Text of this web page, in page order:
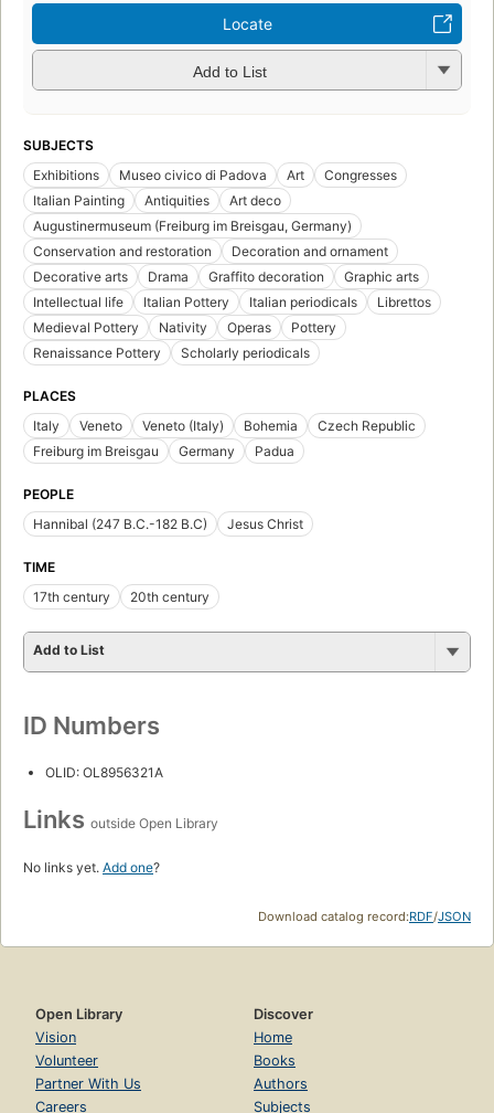
Locate
Add to List
SUBJECTS
Exhibitions
Museo civico di Padova Art
Congresses
Italian Painting
Antiquities
Art deco
Augustinermuseum (Freiburg im Breisgau, Germany)
Conservation and restoration
Decoration and ornament
Decorative arts
Drama Graffito decoration
Graphic arts
Intellectual life
Italian Pottery Italian periodicals
Librettos
Medieval Pottery
Nativity Operas
Pottery
Renaissance Pottery
Scholarly periodicals
PLACES
Italy
Veneto Veneto (Italy) Bohemia
Czech Republic
Freiburg im Breisgau
Germany Padua
PEOPLE
Hannibal (247 B.C.-182 B.C)
Jesus Christ
TIME
17th century
20th century
Add to List
ID Numbers
OLID: OL8956321A
Links outside Open Library
No links yet. Add one?
Download catalog record:RDF/JSON
Open Library
Vision
Volunteer
Partner With Us
Careers
Discover
Home
Books
Authors
Subjects